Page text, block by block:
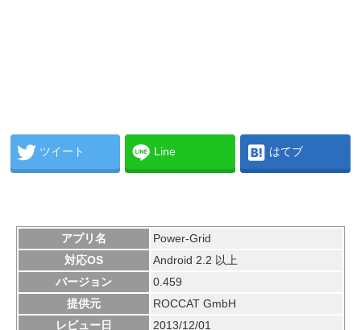
ツイート Line はてブ
アプリ名
Power-Grid
対応OS
Android 2.2 以上
バージョン
0.459
提供元
ROCCAT GmbH
レビュー日
2013/12/01